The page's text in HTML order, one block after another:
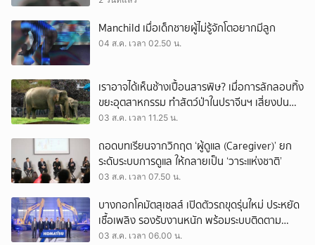
Manchild เมื่อเด็กชายผู้ไม่รู้จักโตอยากมีลูก
04 ส.ค. เวลา 02.50 น.
เราอาจได้เห็นช้างเปื้อนสารพิษ? เมื่อการลักลอบทิ้ง
ขยะอุตสาหกรรม ทำสัตว์ป่าในปราจีนฯ เสี่ยงปน
เปื้อน
03 ส.ค. เวลา 11.25 น.
ถอดบทเรียนจากวิกฤต ‘ผู้ดูแล (Caregiver)’ ยก
ระดับระบบการดูแล ให้กลายเป็น ‘วาระแห่งชาติ’
03 ส.ค. เวลา 07.50 น.
บางกอกโคมัตสุเซลส์ เปิดตัวรถขุดรุ่นใหม่ ประหยัด
เชื้อเพลิง รองรับงานหนัก พร้อมระบบติดตาม
เครื่องจักรผ่านดาวเทียม
03 ส.ค. เวลา 06.00 น.